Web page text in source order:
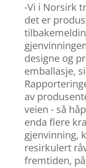
-Vi i Norsirk
det er
designe og
emballasje,
av
veien - så
enda flere
gjenvinning,
resirkulert
fremtiden,